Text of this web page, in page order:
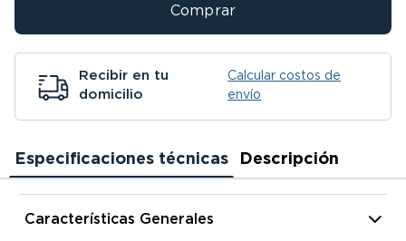
Comprar
Recibir en tu
domicilio
Calcular costos de
envío
Especificaciones técnicas Descripción
Características Generales